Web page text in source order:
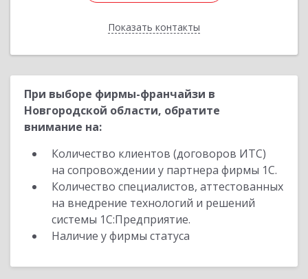
Показать контакты
Назад
При выборе фирмы-франчайзи в
Новгородской области, обратите
внимание на:
Количество клиентов (договоров ИТС)
на сопровождении у партнера фирмы 1С.
Количество специалистов, аттестованных
на внедрение технологий и решений
системы 1С:Предприятие.
Наличие у фирмы статуса